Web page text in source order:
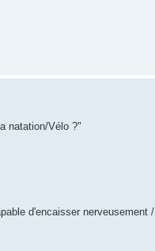
natation/Vélo ?"
d'encaisser nerveusement /